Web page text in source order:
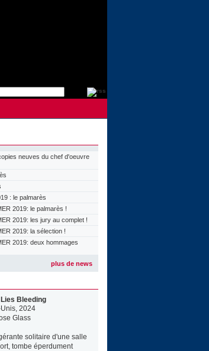
neuves du chef d'oeuvre
: le palmarès
2019: le palmarès !
2019: les jury au complet !
2019: la sélection !
2019: deux hommages
plus de news
Lies Bleeding
Unis, 2024
Glass
solitaire d'une salle
tombe éperdument